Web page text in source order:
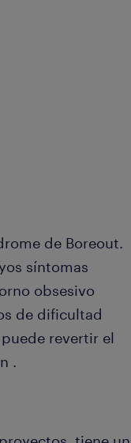
de Boreout.
síntomas
obsesivo
de dificultad
revertir el
.